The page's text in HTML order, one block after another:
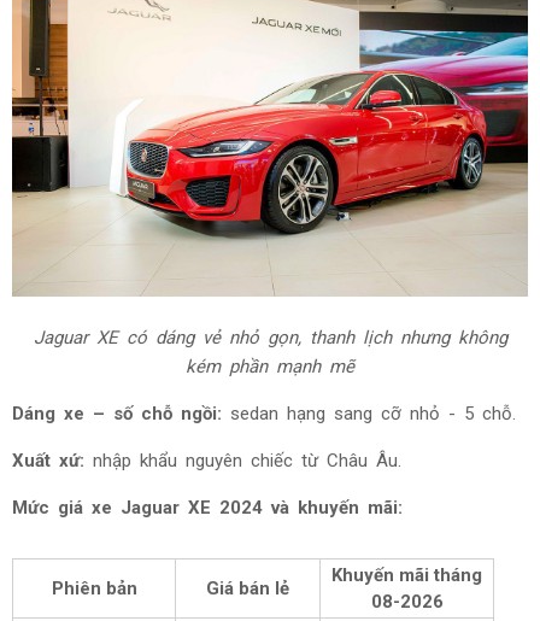
Jaguar XE có dáng vẻ nhỏ gọn, thanh lịch nhưng không
kém phần mạnh mẽ
Dáng xe – số chỗ ngồi: sedan hạng sang cỡ nhỏ - 5 chỗ.
Xuất xứ: nhập khẩu nguyên chiếc từ Châu Âu.
Mức giá xe Jaguar XE 2024 và khuyến mãi:
Phiên bản Giá bán lẻ
Khuyến mãi tháng
08-2026